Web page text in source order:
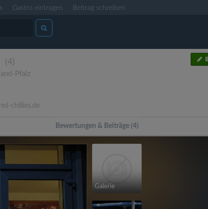
Gastro eintragen Beitrag schreiben
(4)
Pfalz
chillies.de
Bewertungen & Beiträge (4)
Galerie